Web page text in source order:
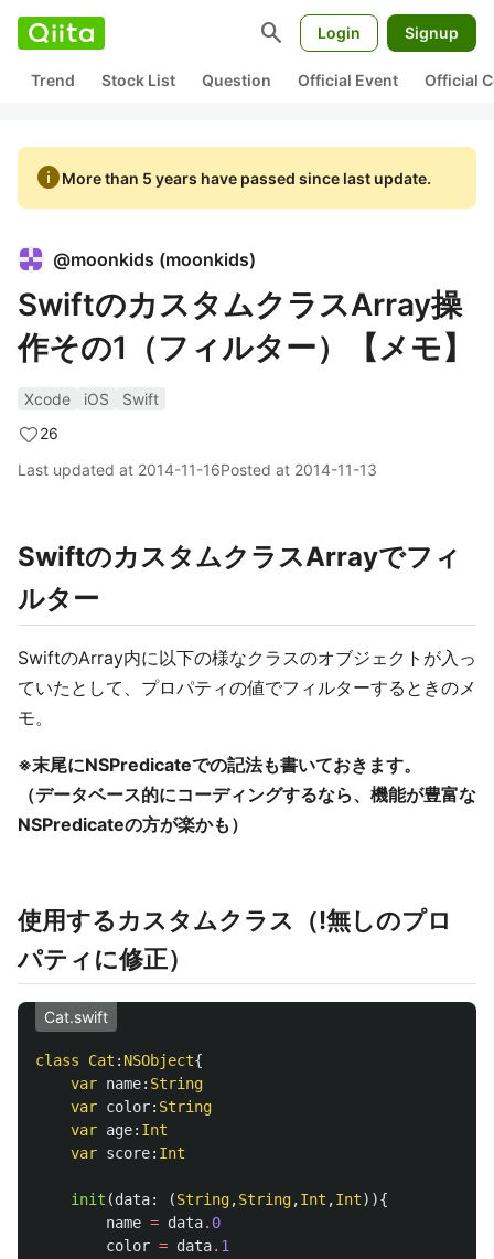
search Login Signup
Trend Stock List Question Official Event Official
infoMore than 5 years have passed since last update.
@moonkids (moonkids)
SwiftのカスタムクラスArray操
作その1（フィルター）【メモ】
Xcode iOS
Swift
26
Last updated at 2014-11-16Posted at 2014-11-13
SwiftのカスタムクラスArrayでフィ
ルター
SwiftのArray内に以下の様なクラスのオブジェクトが入っ
ていたとして、プロパティの値でフィルターするときのメ
モ。
※末尾にNSPredicateでの記法も書いておきます。
（データベース的にコーディングするなら、機能が豊富な
NSPredicateの方が楽かも）
使用するカスタムクラス（!無しのプロ
パティに修正）
Cat.swift
class Cat : NSObject{
var name: String
var color: String
var age: Int
var score: Int
init (data: (String,String,Int ,Int)){
name = data. 0
color = data. 1